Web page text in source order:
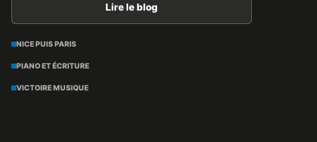
Lire le blog
NICE PUIS PARIS
PIANO ET ÉCRITURE
VICTOIRE MUSIQUE